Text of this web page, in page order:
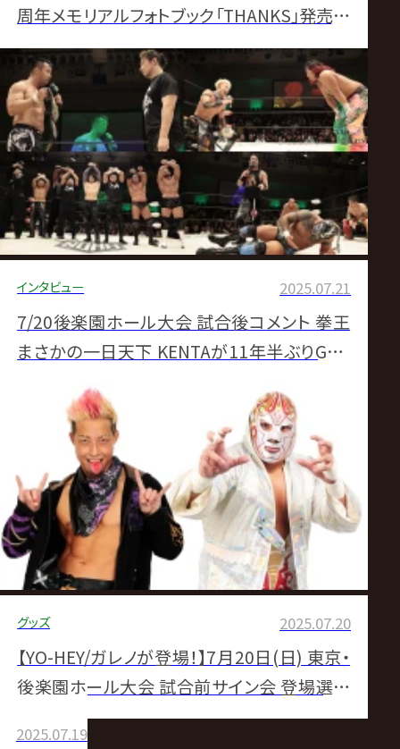
周年メモリアルフォトブック「THANKS」発売記
念！受注限定フォトTシャツ販売開始のお知ら
せ
インタビュー 2025.07.21
7/20後楽園ホール大会 試合後コメント 拳王
まさかの一日天下 KENTAが11年半ぶりGHC
グッズ 2025.07.20
【YO-HEY/ガレノが登場！】7月20日(日) 東京・
後楽園ホール大会 試合前サイン会 登場選手
決定のお知らせ
2025.07.19